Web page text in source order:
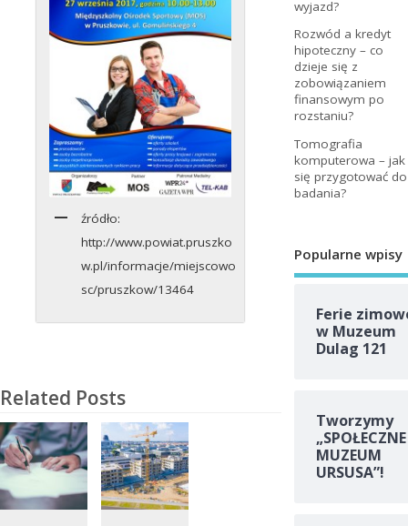
źródło:
http://www.powiat.pruszko
w.pl/informacje/miejscowo
sc/pruszkow/13464
Related Posts
wyjazd?
Rozwód a kredyt
hipoteczny – co
dzieje się z
zobowiązaniem
finansowym po
rozstaniu?
Tomografia
komputerowa – jak
się przygotować do
badania?
Popularne wpisy
Ferie
w Muzeum
Dulag 121
Tworzymy
„SPOŁECZNE
MUZEUM
URSUSA”!